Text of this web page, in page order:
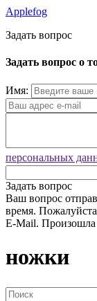
Applefog
Задать вопрос
Задать вопрос о
Имя:
персональных
Задать вопрос
Ваш вопрос
время.
E-Mail. Произошла
ножки